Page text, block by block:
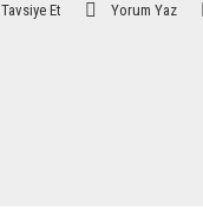
Tavsiye Et Yorum Yaz